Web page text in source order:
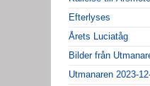
Efterlyses
Årets Luciatåg
Bilder från
Utmanaren 2023-